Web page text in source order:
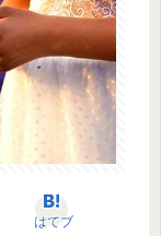
はてブ